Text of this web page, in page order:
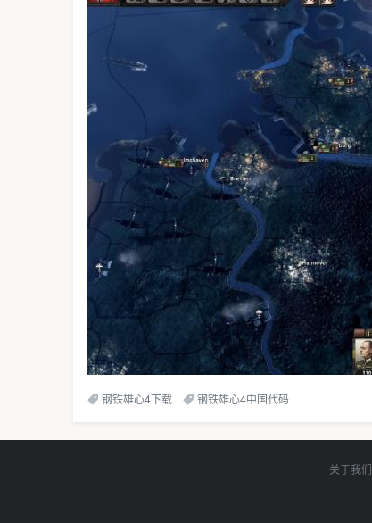
钢铁雄心4下载 钢铁雄心4中国代码
关于我们